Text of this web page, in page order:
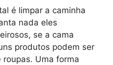
é limpar a caminha
nada eles
se a cama
produtos podem ser
Uma forma